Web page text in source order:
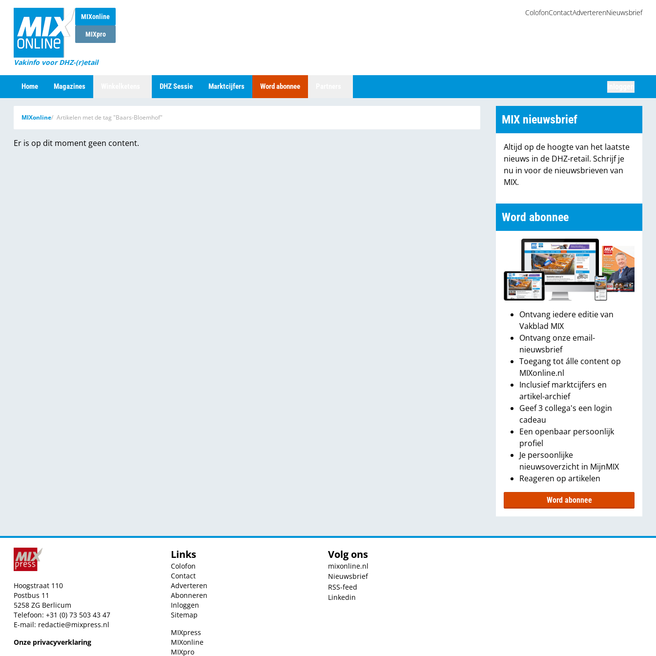
MIXonline
MIXpro
Vakinfo voor DHZ-(r)etail
ColofonContactAdverterenNieuwsbrief
Home Magazines DHZ Sessie Marktcijfers Word abonnee
MIXonline Artikelen met de tag "Baars-Bloemhof"
Er is op dit moment geen content.
MIX nieuwsbrief
Altijd op de hoogte van het laatste
nieuws in de DHZ-retail. Schrijf je
nu in voor de nieuwsbrieven van
MIX.
Word abonnee
Ontvang iedere editie van
Vakblad MIX
Ontvang onze email-
nieuwsbrief
Toegang tot álle content op
MIXonline.nl
Inclusief marktcijfers en
artikel-archief
Geef 3 collega's een login
cadeau
Een openbaar persoonlijk
profiel
Je persoonlijke
nieuwsoverzicht in MijnMIX
Reageren op artikelen
Word abonnee
Hoogstraat 110
Postbus 11
5258 ZG Berlicum
Telefoon: +31 (0) 73 503 43 47
E-mail: redactie@mixpress.nl
Onze privacyverklaring
Links
Colofon
Contact
Adverteren
Abonneren
Inloggen
Sitemap
MIXpress
MIXonline
MIXpro
Volg ons
mixonline.nl
Nieuwsbrief
RSS-feed
Linkedin